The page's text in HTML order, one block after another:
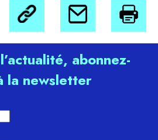
abonnez-
la newsletter